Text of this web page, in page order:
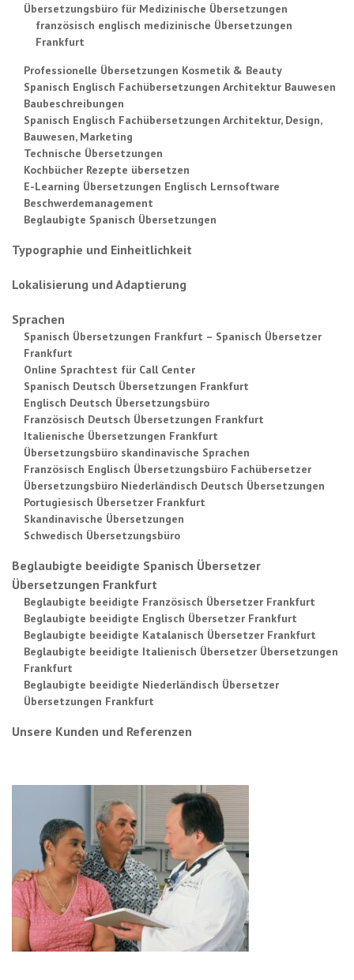
Übersetzungsbüro für Medizinische Übersetzungen
französisch englisch medizinische Übersetzungen
Frankfurt
Professionelle Übersetzungen Kosmetik & Beauty
Spanisch Englisch Fachübersetzungen Architektur Bauwesen
Baubeschreibungen
Spanisch Englisch Fachübersetzungen Architektur, Design,
Bauwesen, Marketing
Technische Übersetzungen
Kochbücher Rezepte übersetzen
E-Learning Übersetzungen Englisch Lernsoftware
Beschwerdemanagement
Beglaubigte Spanisch Übersetzungen
Typographie und Einheitlichkeit
Lokalisierung und Adaptierung
Sprachen
Spanisch Übersetzungen Frankfurt – Spanisch Übersetzer
Frankfurt
Online Sprachtest für Call Center
Spanisch Deutsch Übersetzungen Frankfurt
Englisch Deutsch Übersetzungsbüro
Französisch Deutsch Übersetzungen Frankfurt
Italienische Übersetzungen Frankfurt
Übersetzungsbüro skandinavische Sprachen
Französisch Englisch Übersetzungsbüro Fachübersetzer
Übersetzungsbüro Niederländisch Deutsch Übersetzungen
Portugiesisch Übersetzer Frankfurt
Skandinavische Übersetzungen
Schwedisch Übersetzungsbüro
Beglaubigte beeidigte Spanisch Übersetzer
Übersetzungen Frankfurt
Beglaubigte beeidigte Französisch Übersetzer Frankfurt
Beglaubigte beeidigte Englisch Übersetzer Frankfurt
Beglaubigte beeidigte Katalanisch Übersetzer Frankfurt
Beglaubigte beeidigte Italienisch Übersetzer Übersetzungen
Frankfurt
Beglaubigte beeidigte Niederländisch Übersetzer
Übersetzungen Frankfurt
Unsere Kunden und Referenzen